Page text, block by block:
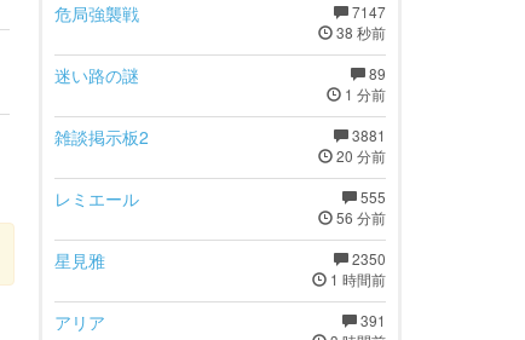
7147
38 秒前
危局強襲戦
89
1 分前
迷い路の謎
3881
20 分前
雑談掲示板2
555
56 分前
レミエール
2350
1 時間前
星見雅
391
アリア